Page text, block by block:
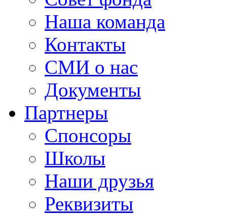
Наша команда
Контакты
СМИ о нас
Документы
Партнеры
Спонсоры
Школы
Наши друзья
Реквизиты